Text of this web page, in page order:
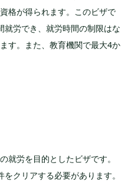
格が得られます。このビザで
就労でき、就労時間の制限はな
す。また、教育機関で最大4か
就労を目的としたビザです。
クリアする必要があります。